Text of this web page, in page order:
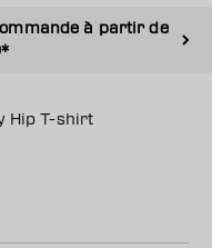
à partir de
Hip T-shirt